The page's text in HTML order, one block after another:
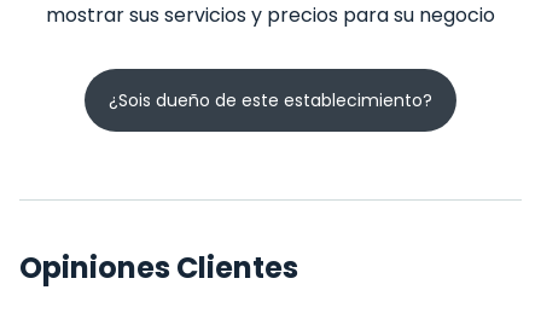
mostrar sus servicios y precios para su negocio
¿Sois dueño de este establecimiento?
Opiniones Clientes